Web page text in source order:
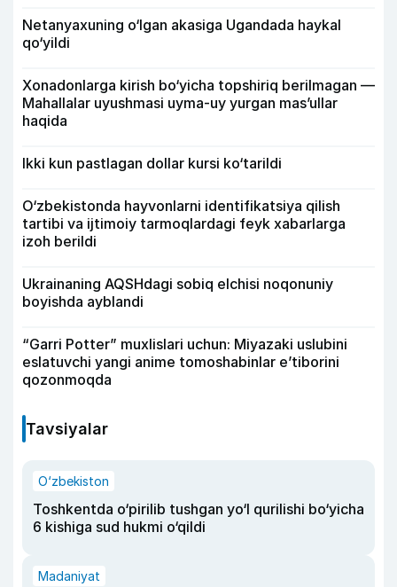
Netanyaxuning o‘lgan akasiga Ugandada haykal
qo‘yildi
Xonadonlarga kirish bo‘yicha topshiriq berilmagan —
Mahallalar uyushmasi uyma-uy yurgan mas’ullar
haqida
Ikki kun pastlagan dollar kursi ko‘tarildi
O‘zbekistonda hayvonlarni identifikatsiya qilish
tartibi va ijtimoiy tarmoqlardagi feyk xabarlarga
izoh berildi
Ukrainaning AQSHdagi sobiq elchisi noqonuniy
boyishda ayblandi
“Garri Potter” muxlislari uchun: Miyazaki uslubini
eslatuvchi yangi anime tomoshabinlar e’tiborini
qozonmoqda
Tavsiyalar
O‘zbekiston
Toshkentda o‘pirilib tushgan yo‘l qurilishi bo‘yicha
6 kishiga sud hukmi o‘qildi
Madaniyat